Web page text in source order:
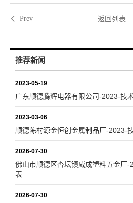
Prev 返回列表
推荐新闻
2023-05-19
广东顺德腾辉电器有限公司-2023-技
2023-03-06
顺德陈村源金恒创金属制品厂-2023-
2026-07-30
佛山市顺德区杏坛镇威成塑料五金厂-
表
2026-07-30